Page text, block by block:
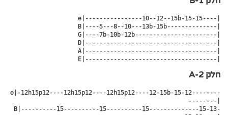
E|-------------------------------------|
חלק 2-A
e|-12h15p12----12h15p12----12h15p12----12-15b-15-12--------
--------|